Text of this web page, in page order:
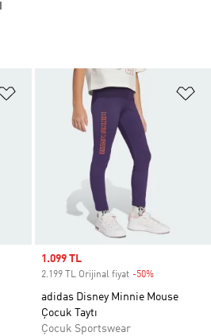
Favori Listesine Ekle
Sale price
1.099 TL
2.199 TL Orijinal fiyat -50%
adidas Disney Minnie Mouse
Çocuk Taytı
Çocuk Sportswear